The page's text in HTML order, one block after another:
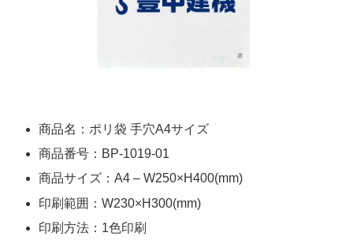
商品名：ポリ袋 手穴A4サイズ
商品番号：BP-1019-01
商品サイズ：A4 – W250×H400(mm)
印刷範囲：W230×H300(mm)
印刷方法：1色印刷